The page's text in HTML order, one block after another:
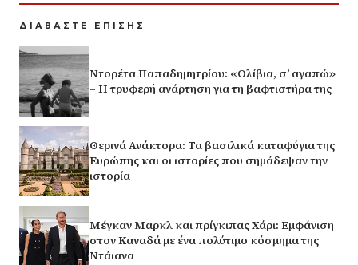
ΔΙΑΒΑΣΤΕ ΕΠΙΣΗΣ
Ντορέτα Παπαδημητρίου: «Ολίβια, σ’ αγαπώ»
– Η τρυφερή ανάρτηση για τη βαφτιστήρα της
Θερινά Ανάκτορα: Τα βασιλικά καταφύγια της
Ευρώπης και οι ιστορίες που σημάδεψαν την
ιστορία
Μέγκαν Μαρκλ και πρίγκιπας Χάρι: Εμφάνιση
στον Καναδά με ένα πολύτιμο κόσμημα της
Ντάιανα